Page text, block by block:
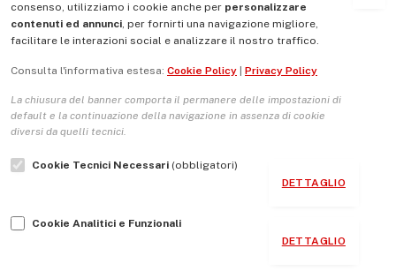
La Nostra Storia
Le Copertine
L’Associazione
Indirizzo Socio Politico Culturale
Guida per le autrici e gli autori
consenso, utilizziamo i cookie anche per personalizzare
contenuti ed annunci, per fornirti una navigazione migliore,
facilitare le interazioni social e analizzare il nostro traffico.
Consulta l'informativa estesa: Cookie Policy Privacy Policy
La chiusura del banner comporta il permanere delle impostazioni di
default e la continuazione della navigazione in assenza di cookie
diversi da quelli tecnici.
Cookie Tecnici Necessari (obbligatori)
DETTAGLIO
Cookie Analitici e Funzionali
DETTAGLIO